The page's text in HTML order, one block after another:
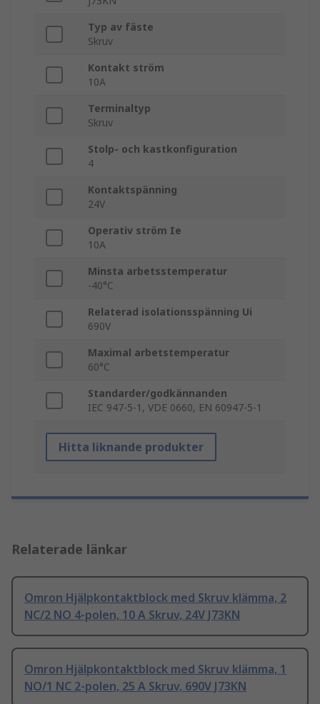
Typ av fäste
Skruv
Kontakt ström
10A
Terminaltyp
Skruv
Stolp- och kastkonfiguration
4
Kontaktspänning
24V
Operativ ström Ie
10A
Minsta arbetsstemperatur
-40°C
Relaterad isolationsspänning Ui
690V
Maximal arbetstemperatur
60°C
Standarder/godkännanden
IEC 947-5-1, VDE 0660, EN 60947-5-1
Hitta liknande produkter
Relaterade länkar
Omron Hjälpkontaktblock med Skruv klämma, 2
NC/2 NO 4-polen, 10 A Skruv, 24V J73KN
Omron Hjälpkontaktblock med Skruv klämma, 1
NO/1 NC 2-polen, 25 A Skruv, 690V J73KN